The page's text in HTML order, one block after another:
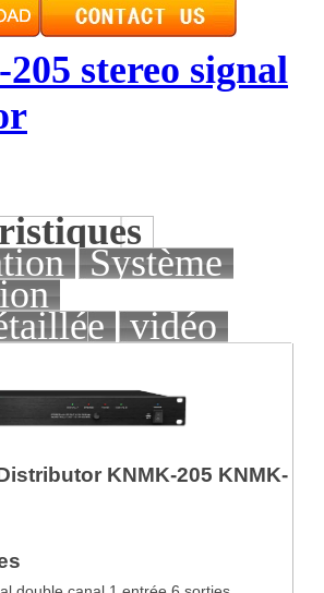
stereo signal
Système
vidéo
KNMK-205 KNMK-